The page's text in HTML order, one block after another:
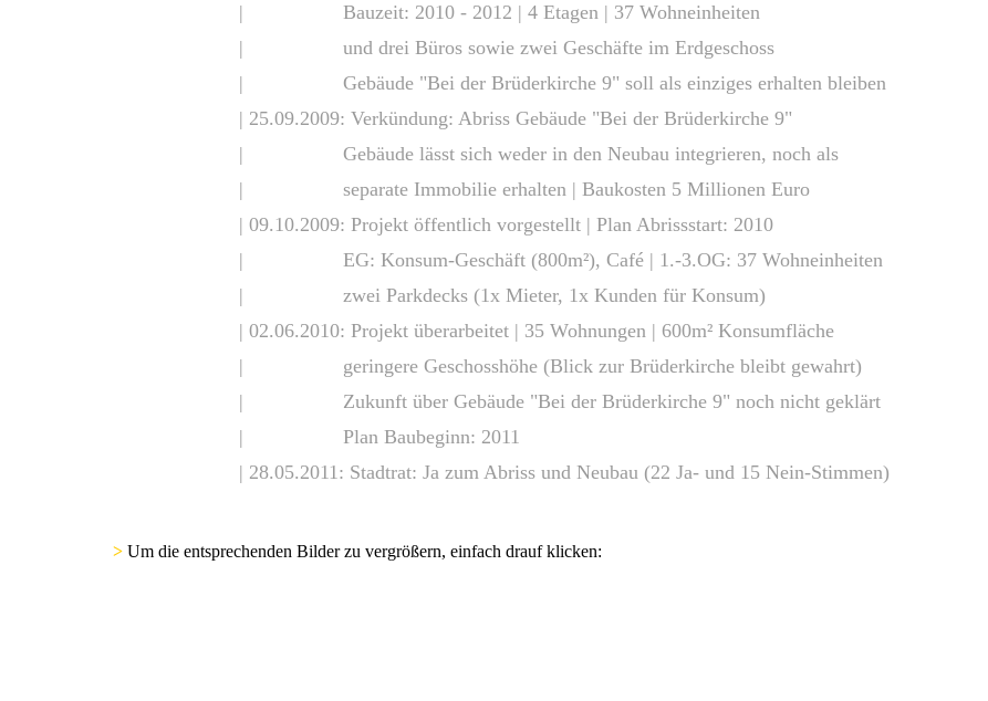
| Bauzeit: 2010 - 2012 | 4 Etagen | 37 Wohneinheiten
| und drei Büros sowie zwei Geschäfte im Erdgeschoss
| Gebäude "Bei der Brüderkirche 9" soll als einziges erhalten bleiben
| 25.09.2009: Verkündung: Abriss Gebäude "Bei der Brüderkirche 9"
| Gebäude lässt sich weder in den Neubau integrieren, noch als
| separate Immobilie erhalten | Baukosten 5 Millionen Euro
| 09.10.2009: Projekt öffentlich vorgestellt | Plan Abrissstart: 2010
| EG: Konsum-Geschäft (800m²), Café | 1.-3.OG: 37 Wohneinheiten
| zwei Parkdecks (1x Mieter, 1x Kunden für Konsum)
| 02.06.2010: Projekt überarbeitet | 35 Wohnungen | 600m² Konsumfläche
| geringere Geschosshöhe (Blick zur Brüderkirche bleibt gewahrt)
| Zukunft über Gebäude "Bei der Brüderkirche 9" noch nicht geklärt
| Plan Baubeginn: 2011
| 28.05.2011: Stadtrat: Ja zum Abriss und Neubau (22 Ja- und 15 Nein-Stimmen)
> Um die entsprechenden Bilder zu vergrößern, einfach drauf klicken: